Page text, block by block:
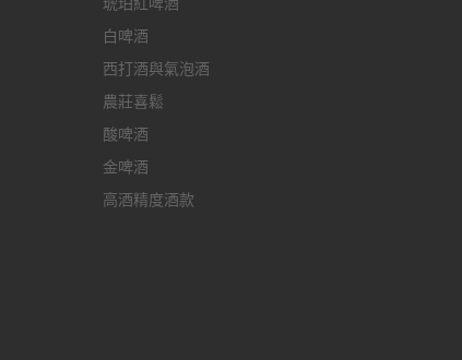
白啤酒
西打酒與氣泡酒
農莊喜鬆
酸啤酒
金啤酒
高酒精度酒款